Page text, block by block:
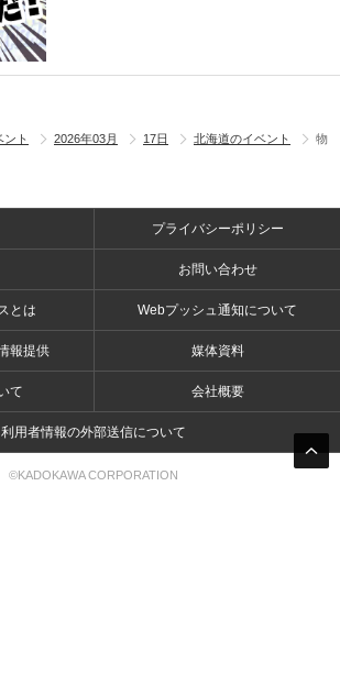
ント 2026年03月 17日 北海道のイベント
物
プライバシーポリシー
お問い合わせ
とは Webプッシュ通知について
報提供 媒体資料
て 会社概要
利用者情報の外部送信について
©KADOKAWA CORPORATION